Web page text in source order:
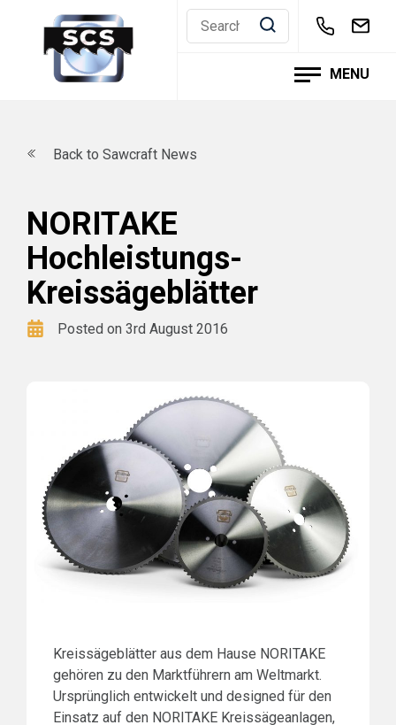
MENU
Back to Sawcraft News
NORITAKE
Hochleistungs-
Kreissägeblätter
Posted on 3rd August 2016
Kreissägeblätter aus dem Hause NORITAKE
gehören zu den Marktführern am Weltmarkt.
Ursprünglich entwickelt und designed für den
Einsatz auf den NORITAKE Kreissägeanlagen,